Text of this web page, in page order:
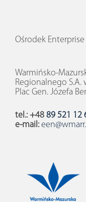
Ośrodek
Warmińsko-
Regionalnego S.A.
Plac Gen. Józefa
tel.: +48 89 521 12
e-mail: